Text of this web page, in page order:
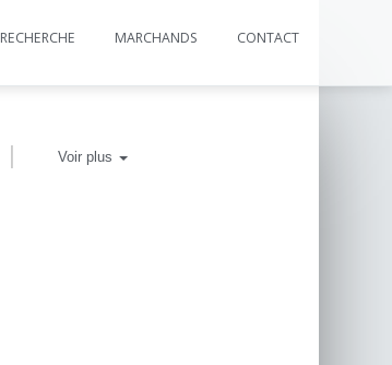
RECHERCHE MARCHANDS CONTACT
| Voir plus